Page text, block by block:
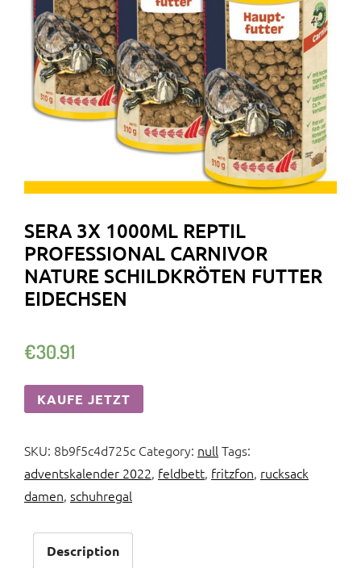
SERA 3X 1000ML REPTIL
PROFESSIONAL CARNIVOR
NATURE SCHILDKRÖTEN FUTTER
EIDECHSEN
€30.91
KAUFE JETZT
SKU: 8b9f5c4d725c Category: nullTags:
adventskalender 2022, feldbett, fritzfon, rucksack
damen, schuhregal
Description